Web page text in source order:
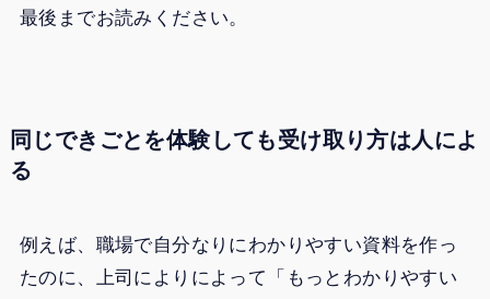
最後までお読みください。
同じできごとを体験しても受け取り方は人によ
る
例えば、職場で自分なりにわかりやすい資料を作っ
たのに、上司によりによって「もっとわかりやすい